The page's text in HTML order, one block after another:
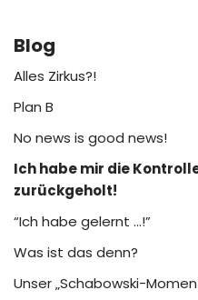
Blog
Alles Zirkus?!
Plan B
No news is good news!
Ich habe mir die
zurückgeholt!
“Ich habe gelernt …!”
Was ist das denn?
Unser „Schabowski-